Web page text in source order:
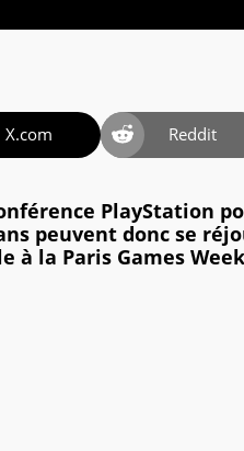
X.com Reddit
PlayStation
peuvent donc se
à la Paris Games